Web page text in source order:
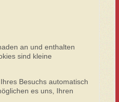
an und enthalten
sind kleine
Besuchs automatisch
es uns, Ihren